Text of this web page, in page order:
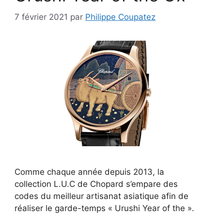
7 février 2021 par Philippe Coupatez
Comme chaque année depuis 2013, la
collection L.U.C de Chopard s’empare des
codes du meilleur artisanat asiatique afin de
réaliser le garde-temps « Urushi Year of the ».